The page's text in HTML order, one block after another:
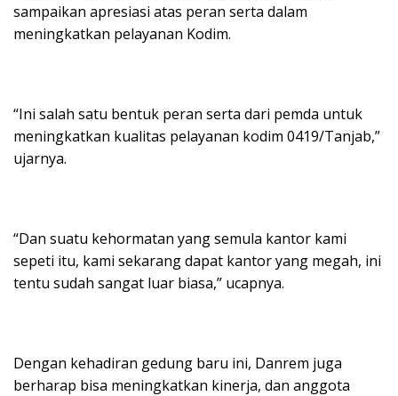
sampaikan apresiasi atas peran serta dalam
meningkatkan pelayanan Kodim.
“Ini salah satu bentuk peran serta dari pemda untuk
meningkatkan kualitas pelayanan kodim 0419/Tanjab,”
ujarnya.
“Dan suatu kehormatan yang semula kantor kami
sepeti itu, kami sekarang dapat kantor yang megah, ini
tentu sudah sangat luar biasa,” ucapnya.
Dengan kehadiran gedung baru ini, Danrem juga
berharap bisa meningkatkan kinerja, dan anggota